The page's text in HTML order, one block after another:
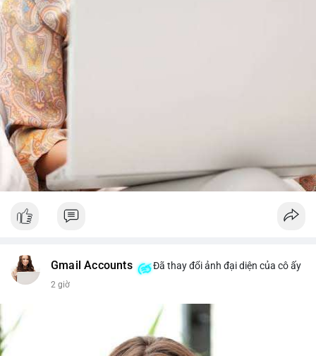
trước khi gia tăng vị thế.
Xem chi tiết các bài viết đầy đủ tại dòng thời gian của Vlike.vn!
#whalealertbtc
#brazilcryptoregulation
Gmail Accounts Đã thay đổi ảnh đại diện của cô ấy
2 giờ